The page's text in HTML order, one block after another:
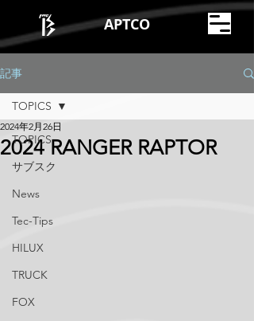
APTCO
記事
TOPICS
サブスク
News
Tec-Tips
HILUX
TRUCK
FOX
TOPICS
2024 RANGER RAPTOR
2024年2月26日